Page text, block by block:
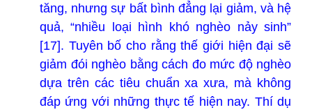
tăng, nhưng sự bất bình đẳng lại giảm, và hệ
quả, “nhiều loại hình khó nghèo nảy sinh”
[17]. Tuyên bố cho rằng thế giới hiện đại sẽ
giảm đói nghèo bằng cách đo mức độ nghèo
dựa trên các tiêu chuẩn xa xưa, mà không
đáp ứng với những thực tế hiện nay. Thí dụ